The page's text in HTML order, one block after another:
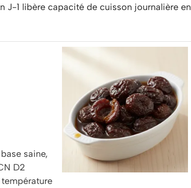
J-1 libère capacité de cuisson journalière en
saine,
D2